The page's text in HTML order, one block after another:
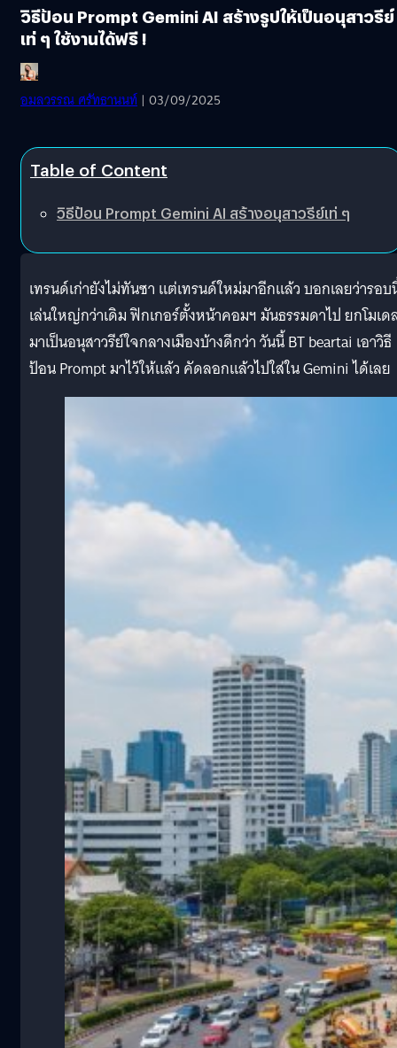
วิธีป้อน Prompt Gemini AI สร้างรูปให้เป็นอนุสาวรีย์
เท่ ๆ ใช้งานได้ฟรี !
อมลวรรณ ศรัทธานนท์ | 03/09/2025
Table of Content
วิธีป้อน Prompt Gemini AI สร้างอนุสาวรีย์เท่ ๆ
เทรนด์เก่ายังไม่ทันซา แต่เทรนด์ใหม่มาอีกแล้ว บอกเลยว่ารอบ
เล่นใหญ่กว่าเดิม ฟิกเกอร์ตั้งหน้าคอมฯ มันธรรมดาไป ยกโมเด
มาเป็นอนุสาวรีย์ใจกลางเมืองบ้างดีกว่า วันนี้ BT beartai เอาวิธี
ป้อน Prompt มาไว้ให้แล้ว คัดลอกแล้วไปใส่ใน Gemini ได้เลย